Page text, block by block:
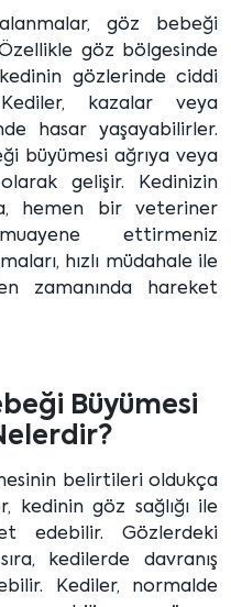
göz bebeği
göz bölgesinde
gözlerinde ciddi
kazalar veya
hasar yaşayabilirler.
büyümesi ağrıya veya
gelişir. Kedinizin
hemen bir veteriner
ettirmeniz
hızlı müdahale ile
zamanında hareket
Büyümesi
belirtileri oldukça
kedinin göz sağlığı ile
edebilir. Gözlerdeki
kedilerde davranış
Kediler, normalde